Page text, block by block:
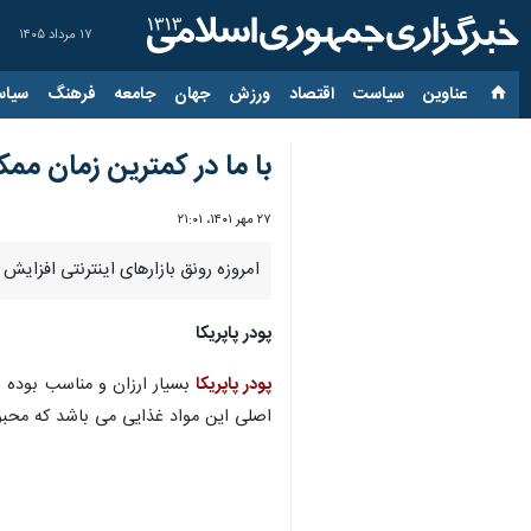
۱۷ مرداد ۱۴۰۵
عناوین‌ سیاست اقتصاد ورزش جهان جامعه فرهنگ
با ما در کمترین زمان
۲۷ مهر ۱۴۰۱، ۲۱:۰۱